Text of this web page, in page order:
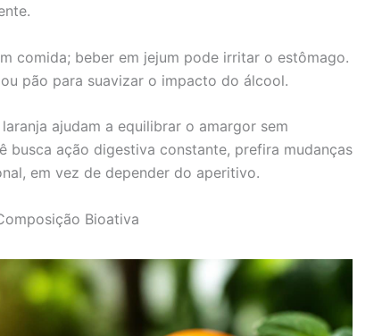
comida; beber em jejum pode irritar o estômago.
pão para suavizar o impacto do álcool.
ajudam a equilibrar o amargor sem
busca ação digestiva constante, prefira mudanças
em vez de depender do aperitivo.
Bioativa